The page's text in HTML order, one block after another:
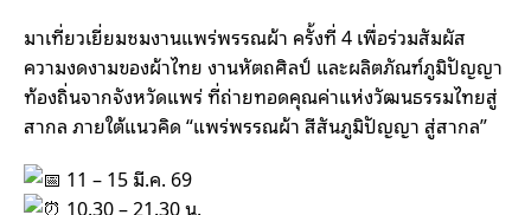
มาเที่ยวเยี่ยมชมงานแพร่พรรณผ้า ครั้งที่ 4 เพื่อร่วมสัมผัส
ความงดงามของผ้าไทย งานหัตถศิลป์ และผลิตภัณฑ์ภูมิปัญญา
ท้องถิ่นจากจังหวัดแพร่ ที่ถ่ายทอดคุณค่าแห่งวัฒนธรรมไทยสู่
สากล ภายใต้แนวคิด “แพร่พรรณผ้า สีสันภูมิปัญญา สู่สากล”
11 – 15 มี.ค. 69
10.30 – 21.30 น.